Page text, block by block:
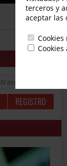
REGISTRO
terceros y
aceptar las
Cookies